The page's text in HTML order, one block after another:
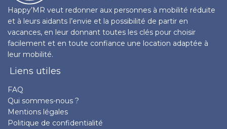
Happy’MR veut redonner aux personnes à mobilité réduite
et à leurs aidants l’envie et la possibilité de partir en
vacances, en leur donnant toutes les clés pour choisir
facilement et en toute confiance une location adaptée à
leur mobilité.
Liens utiles
FAQ
Qui sommes-nous ?
Mentions légales
Politique de confidentialité